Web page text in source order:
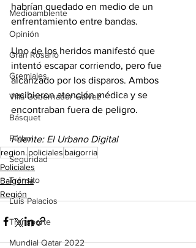
Medioambiente
Opinión
Gran Rosario
Gremiales
Villa Gobernador Gálvez
Básquet
Fútbol
Seguridad
Tránsito
Luis Palacios
Transporte
Mundial Qatar 2022
habrían quedado en medio de un
enfrentamiento entre bandas.
Uno de los heridos manifestó que
intentó escapar corriendo, pero fue
alcanzado por los disparos. Ambos
recibieron atención médica y se
encontraban fuera de peligro.
Fuente: El Urbano Digital
region. policiales baigorria
Policiales
Baigorria
Región